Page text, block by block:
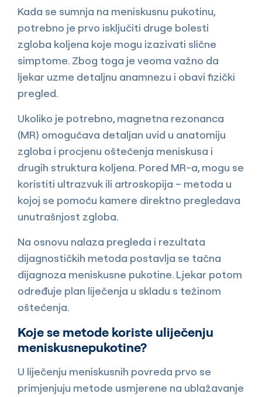
Kada se sumnja na meniskusnu pukotinu,
potrebno je prvo isključiti druge bolesti
zgloba koljena koje mogu izazivati slične
simptome. Zbog toga je veoma važno da
ljekar uzme detaljnu anamnezu i obavi fizički
pregled.
Ukoliko je potrebno, magnetna rezonanca
(MR) omogućava detaljan uvid u anatomiju
zgloba i procjenu oštećenja meniskusa i
drugih struktura koljena. Pored MR-a, mogu se
koristiti ultrazvuk ili artroskopija – metoda u
kojoj se pomoću kamere direktno pregledava
unutrašnjost zgloba.
Na osnovu nalaza pregleda i rezultata
dijagnostičkih metoda postavlja se tačna
dijagnoza meniskusne pukotine. Ljekar potom
određuje plan liječenja u skladu s težinom
oštećenja.
Koje se metode koriste uliječenju
meniskusnepukotine?
U liječenju meniskusnih povreda prvo se
primjenjuju metode usmjerene na ublažavanje